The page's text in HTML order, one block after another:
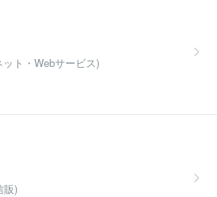
ト・Webサービス)
販)